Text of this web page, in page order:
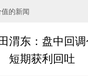
的新闻
渭东：盘中回
短期获利回吐